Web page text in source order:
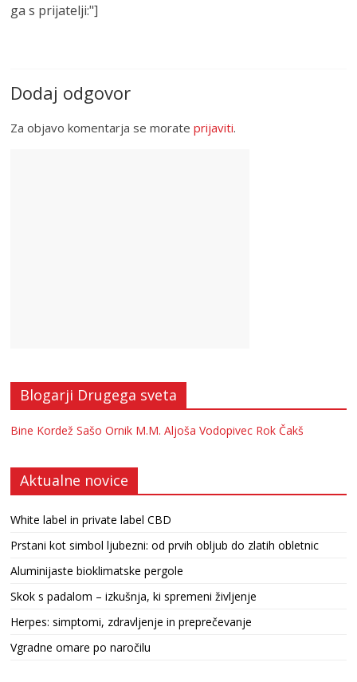
ga s prijatelji:"]
Dodaj odgovor
Za objavo komentarja se morateprijaviti.
Blogarji Drugega sveta
Bine Kordež Sašo Ornik M.M. Aljoša Vodopivec Rok Čakš
Aktualne novice
White label in private label CBD
Prstani kot simbol ljubezni: od prvih obljub do zlatih obletnic
Aluminijaste bioklimatske pergole
Skok s padalom – izkušnja, ki spremeni življenje
Herpes: simptomi, zdravljenje in preprečevanje
Vgradne omare po naročilu